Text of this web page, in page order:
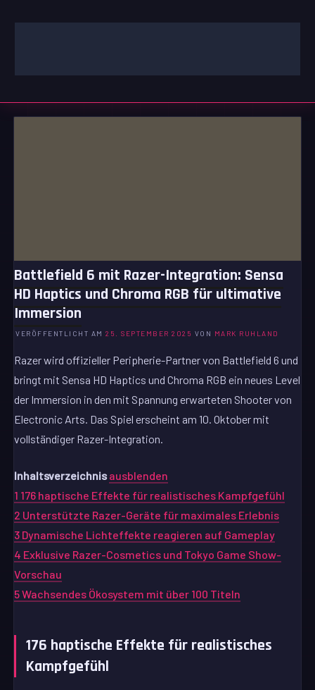
Inhalt
Battlefield 6 mit Razer-Integration: Sensa
HD Haptics und Chroma RGB für ultimative
Immersion
VERÖFFENTLICHT AM25. SEPTEMBER 2025 VON MARK RUHLAND
Razer wird offizieller Peripherie-Partner von Battlefield 6 und
bringt mit Sensa HD Haptics und Chroma RGB ein neues Level
der Immersion in den mit Spannung erwarteten Shooter von
Electronic Arts. Das Spiel erscheint am 10. Oktober mit
vollständiger Razer-Integration.
Inhaltsverzeichnis ausblenden
1 176 haptische Effekte für realistisches Kampfgefühl
2 Unterstützte Razer-Geräte für maximales Erlebnis
3 Dynamische Lichteffekte reagieren auf Gameplay
4 Exklusive Razer-Cosmetics und Tokyo Game Show-
Vorschau
5Wachsendes Ökosystem mit über 100 Titeln
176 haptische Effekte für realistisches
Kampfgefühl